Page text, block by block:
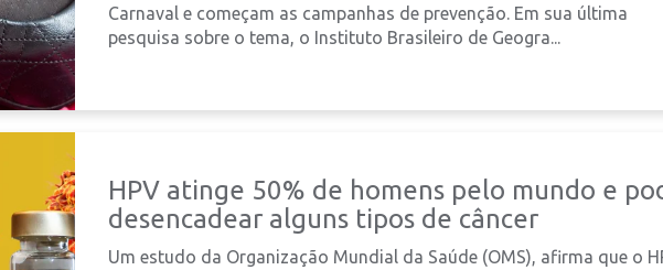
Carnaval e começam as campanhas de prevenção. Em sua última
pesquisa sobre o tema, o Instituto Brasileiro de Geogra...
HPV atinge 50% de homens pelo mundo e
desencadear alguns tipos de câncer
Um estudo da Organização Mundial da Saúde (OMS), afirma que o